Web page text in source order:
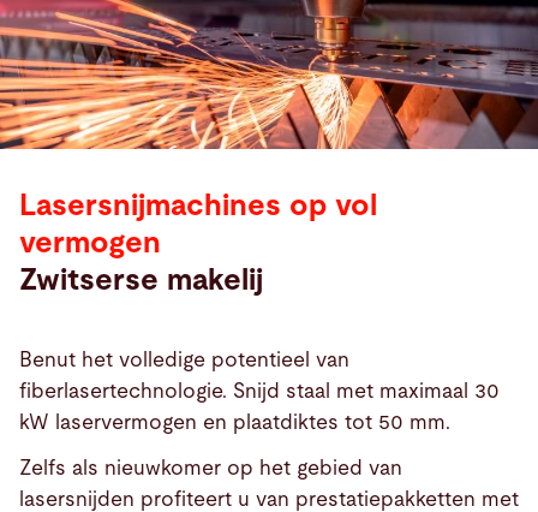
Lasersnijmachines op vol
vermogen
Zwitserse makelij
Benut het volledige potentieel van
fiberlasertechnologie. Snijd staal met maximaal 30
kW laservermogen en plaatdiktes tot 50 mm.
Zelfs als nieuwkomer op het gebied van
lasersnijden profiteert u van prestatiepakketten met